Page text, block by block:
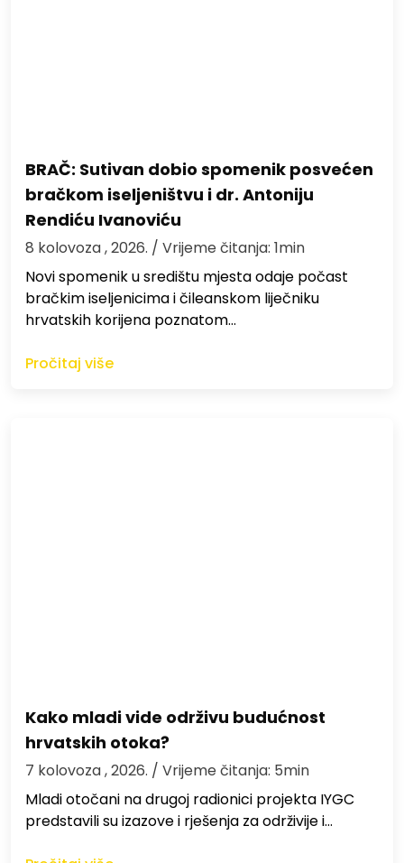
BRAČ: Sutivan dobio spomenik posvećen
bračkom iseljeništvu i dr. Antoniju
Rendiću Ivanoviću
8 kolovoza , 2026. / Vrijeme čitanja: 1min
Novi spomenik u središtu mjesta odaje počast
bračkim iseljenicima i čileanskom liječniku
hrvatskih korijena poznatom…
Pročitaj više
Kako mladi vide održivu budućnost
hrvatskih otoka?
7 kolovoza , 2026. / Vrijeme čitanja: 5min
Mladi otočani na drugoj radionici projekta IYGC
predstavili su izazove i rješenja za održivije i…